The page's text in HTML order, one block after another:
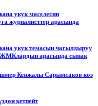
укук маселесин
журналисттер арасында
укук темасын чагылдыруу
ЖМКлардын арасында сынак
Кенжалы Сарымсаков көз
кетпейт